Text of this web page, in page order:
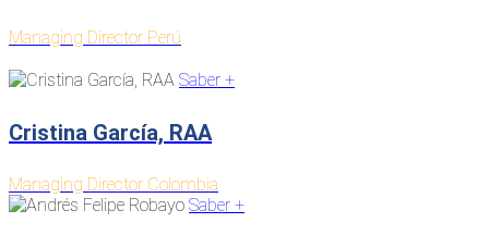
Managing Director Perú
Saber +
Cristina García, RAA
Managing Director Colombia
Saber +